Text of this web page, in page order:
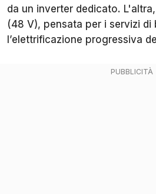
da un inverter dedicato.
(48 V), pensata per i servizi di
l’elettrificazione progressiva